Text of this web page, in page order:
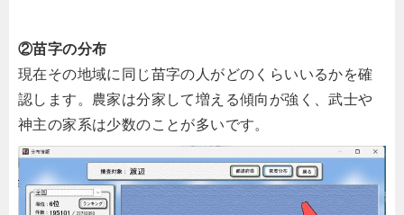
②苗字の分布
現在その地域に同じ苗字の人がどのくらいいるかを確
認します。農家は分家して増える傾向が強く、武士や
神主の家系は少数のことが多いです。